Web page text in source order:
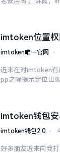
imtoken位置
imtoken唯一官网 ⋅
近来在对imtoken有
pp之际提示定位出
imtoken钱包
imtoken钱包2.0 ⋅
好多朋友近来向我